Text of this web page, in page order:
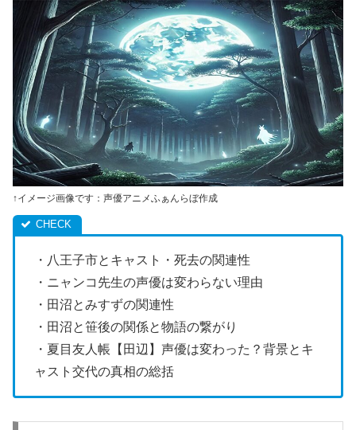
↑イメージ画像です：声優アニメふぁんらぼ作成
・八王子市とキャスト・死去の関連性
・ニャンコ先生の声優は変わらない理由
・田沼とみすずの関連性
・田沼と笹後の関係と物語の繋がり
・夏目友人帳【田辺】声優は変わった？背景とキ
ャスト交代の真相の総括